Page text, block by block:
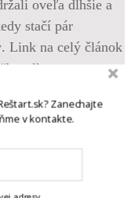
mäta,
týždne. Možno
Zanechajte
v kontakte.